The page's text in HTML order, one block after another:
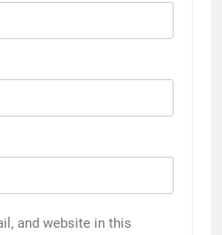
and website in this